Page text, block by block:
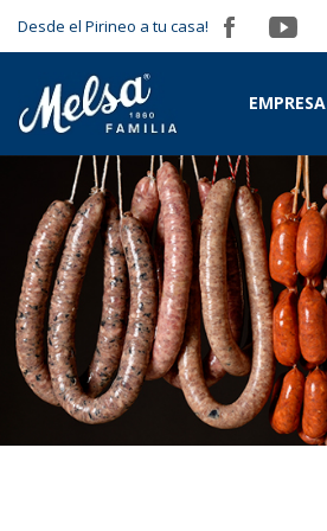
Desde el Pirineo a tu casa!
EMPRESA